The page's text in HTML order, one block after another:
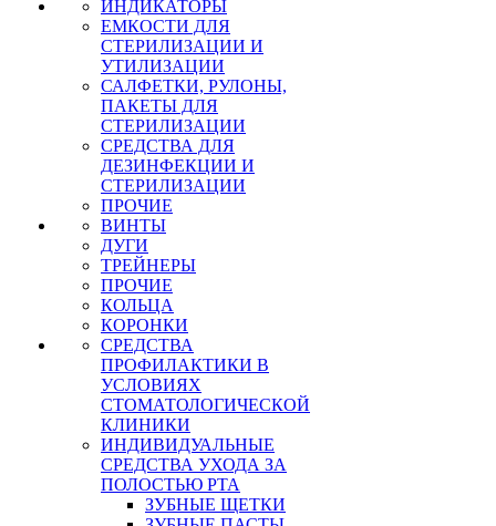
ИНДИКАТОРЫ
ЕМКОСТИ ДЛЯ
СТЕРИЛИЗАЦИИ И
УТИЛИЗАЦИИ
САЛФЕТКИ, РУЛОНЫ,
ПАКЕТЫ ДЛЯ
СТЕРИЛИЗАЦИИ
СРЕДСТВА ДЛЯ
ДЕЗИНФЕКЦИИ И
СТЕРИЛИЗАЦИИ
ПРОЧИЕ
ВИНТЫ
ДУГИ
ТРЕЙНЕРЫ
ПРОЧИЕ
КОЛЬЦА
КОРОНКИ
СРЕДСТВА
ПРОФИЛАКТИКИ В
УСЛОВИЯХ
СТОМАТОЛОГИЧЕСКОЙ
КЛИНИКИ
ИНДИВИДУАЛЬНЫЕ
СРЕДСТВА УХОДА ЗА
ПОЛОСТЬЮ РТА
ЗУБНЫЕ ЩЕТКИ